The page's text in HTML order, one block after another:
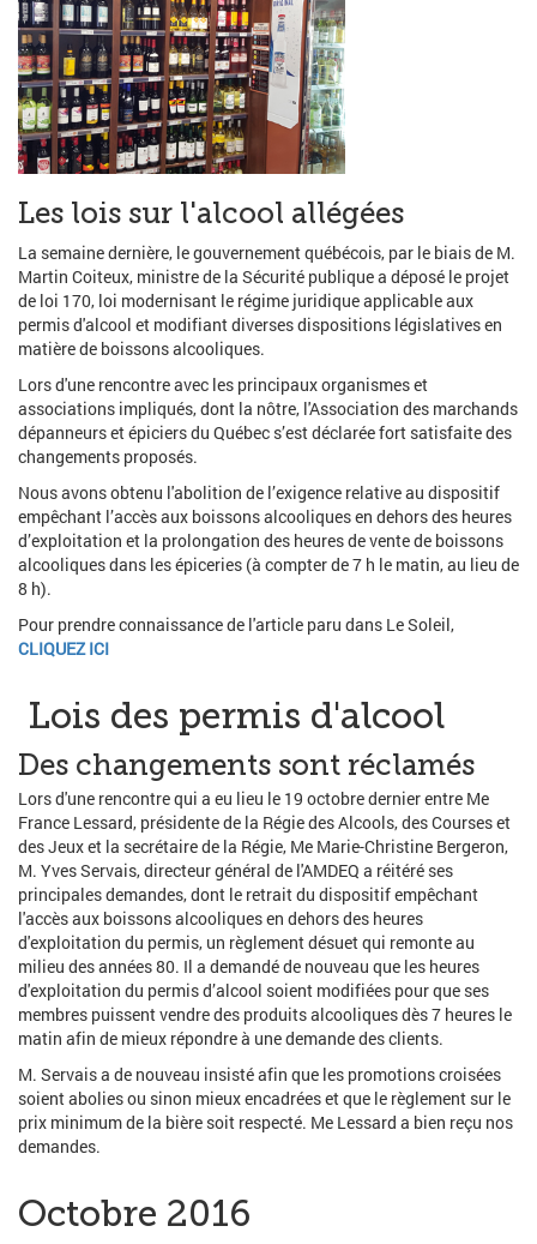
Les lois sur l'alcool allégées
La semaine dernière, le gouvernement québécois, par le biais de M.
Martin Coiteux, ministre de la Sécurité publique a déposé le projet
de loi 170, loi modernisant le régime juridique applicable aux
permis d'alcool et modifiant diverses dispositions législatives en
matière de boissons alcooliques.
Lors d'une rencontre avec les principaux organismes et
associations impliqués, dont la nôtre, l'Association des marchands
dépanneurs et épiciers du Québec s’est déclarée fort satisfaite des
changements proposés.
Nous avons obtenu l'abolition de l’exigence relative au dispositif
empêchant l’accès aux boissons alcooliques en dehors des heures
d’exploitation et la prolongation des heures de vente de boissons
alcooliques dans les épiceries (à compter de 7 h le matin, au lieu de
8 h).
Pour prendre connaissance de l'article paru dans Le Soleil,
CLIQUEZ ICI
Lois des permis d'alcool
Des changements sont réclamés
Lors d'une rencontre qui a eu lieu le 19 octobre dernier entre Me
France Lessard, présidente de la Régie des Alcools, des Courses et
des Jeux et la secrétaire de la Régie, Me Marie-Christine Bergeron,
M. Yves Servais, directeur général de l'AMDEQ a réitéré ses
principales demandes, dont le retrait du dispositif empêchant
l'accès aux boissons alcooliques en dehors des heures
d'exploitation du permis, un règlement désuet qui remonte au
milieu des années 80. Il a demandé de nouveau que les heures
d'exploitation du permis d’alcool soient modifiées pour que ses
membres puissent vendre des produits alcooliques dès 7 heures le
matin afin de mieux répondre à une demande des clients.
M. Servais a de nouveau insisté afin que les promotions croisées
soient abolies ou sinon mieux encadrées et que le règlement sur le
prix minimum de la bière soit respecté. Me Lessard a bien reçu nos
demandes.
Octobre 2016